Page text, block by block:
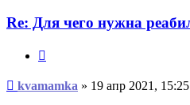
Re: Для чего нужна
Сообщение
kvamamka » 19 апр 2021, 15:25